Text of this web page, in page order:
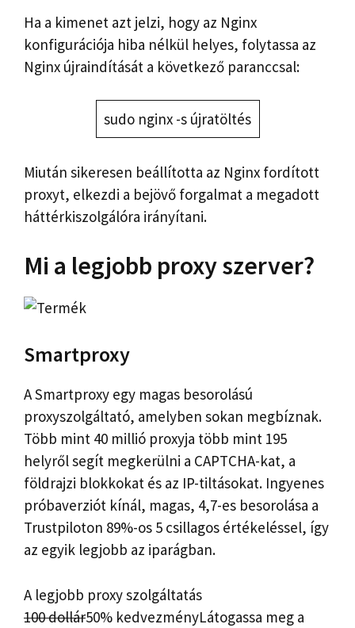
Ha a kimenet azt jelzi, hogy az Nginx
konfigurációja hiba nélkül helyes, folytassa az
Nginx újraindítását a következő paranccsal:
sudo nginx -s újratöltés
Miután sikeresen beállította az Nginx fordított
proxyt, elkezdi a bejövő forgalmat a megadott
háttérkiszolgálóra irányítani.
Mi a legjobb proxy szerver?
Smartproxy
A Smartproxy egy magas besorolású
proxyszolgáltató, amelyben sokan megbíznak.
Több mint 40 millió proxyja több mint 195
helyről segít megkerülni a CAPTCHA-kat, a
földrajzi blokkokat és az IP-tiltásokat. Ingyenes
próbaverziót kínál, magas, 4,7-es besorolása a
Trustpiloton 89%-os 5 csillagos értékeléssel, így
az egyik legjobb az iparágban.
A legjobb proxy szolgáltatás
100 dollár50% kedvezményLátogassa meg a